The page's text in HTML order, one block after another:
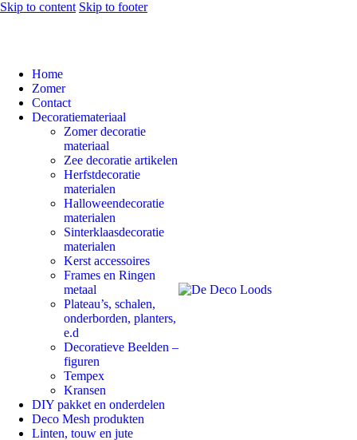
Skip to content Skip to footer
Home
Zomer
Contact
Decoratiemateriaal
Zomer decoratie
materiaal
Zee decoratie artikelen
Herfstdecoratie
materialen
Halloweendecoratie
materialen
Sinterklaasdecoratie
materialen
Kerst accessoires
Frames en Ringen
metaal
Plateau’s, schalen,
onderborden, planters,
e.d
Decoratieve Beelden –
figuren
Tempex
Kransen
DIY pakket en onderdelen
Deco Mesh produkten
Linten, touw en jute